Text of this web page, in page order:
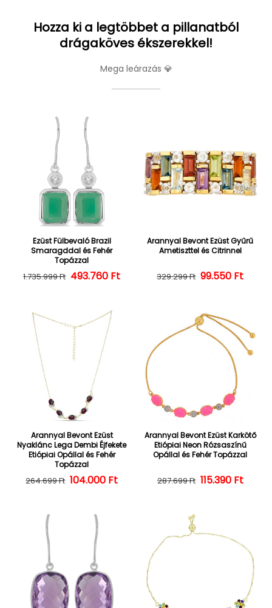
Hozza ki a legtöbbet a pillanatból
drágaköves ékszerekkel!
Mega leárazás 💎
Ezüst Fülbevaló Brazil
Smaragddal és Fehér
Topázzal
Normál ár
1.735.999 Ft Kedvezményes ár
493.760 Ft
Arannyal Bevont Ezüst Gyűrű
Ametiszttel és Citrinnel
Normál ár
329.299 Ft 99.550 Ft
Arannyal Bevont Ezüst
Nyaklánc Lega Dembi Éjfekete
Etiópiai Opállal és Fehér
Topázzal
Normál ár
264.699 Ft Kedvezményes ár
104.000 Ft
Arannyal Bevont Ezüst Karkötő
Etiópiai Neon Rózsaszínű
Opállal és Fehér Topázzal
Normál ár
287.699 Ft 115.390 Ft